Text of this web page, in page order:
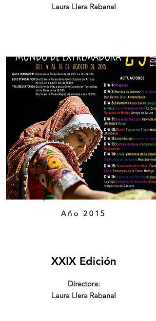
Laura Llera Rabanal
Año 2015
XXIX Edición
Directora:
Laura Llera Rabanal